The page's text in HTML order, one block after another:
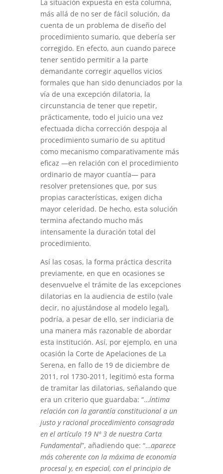
La situación expuesta en esta columna,
más allá de no ser de fácil solución, da
cuenta de un problema de diseño del
procedimiento sumario, que debería ser
corregido. En efecto, aun cuando parece
tener sentido permitir a la parte
demandante corregir aquellos vicios
formales que han sido denunciados por la
vía de una excepción dilatoria, la
circunstancia de tener que repetir,
prácticamente, todo el juicio una vez
efectuada dicha corrección despoja al
procedimiento sumario de su aptitud
como mecanismo comparativamente más
eficaz —en relación con el procedimiento
ordinario de mayor cuantía— para
resolver pretensiones que, por sus
propias características, exigen dicha
mayor celeridad. De hecho, esta solución
termina afectando mucho más
intensamente la duración total del
procedimiento.
Así las cosas, la forma práctica descrita
previamente, en que en ocasiones se
desenvuelve el trámite de las excepciones
dilatorias en la audiencia de estilo (vale
decir, no ajustándose al modelo legal),
podría, a pesar de ello, ser indiciaria de
una manera más razonable de abordar
esta institución. Así, por ejemplo, en una
ocasión la Corte de Apelaciones de La
Serena, en fallo de 19 de diciembre de
2011, rol 1730-2011, legitimó esta forma
de tramitar las dilatorias, señalando que
era un criterio que guardaba: “…íntima
relación con la garantía constitucional a un
justo y racional procedimiento consagrada
en el artículo 19 Nº 3 de nuestra Carta
Fundamental”, añadiendo que: “…aparece
más coherente con la máxima de economía
procesal y, en especial, con el principio de